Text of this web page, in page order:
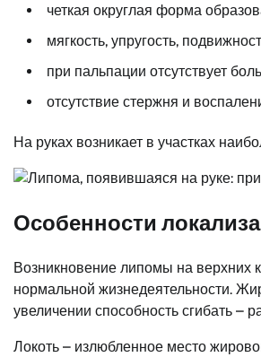
четкая округлая форма
мягкость, упругость,
при пальпации отсутствует
отсутствие стержня и
На руках возникает в участках
Особенности
Возникновение липомы на верхних
нормальной жизнедеятельности.
увеличении способность сгибать –
Локоть – излюбленное место